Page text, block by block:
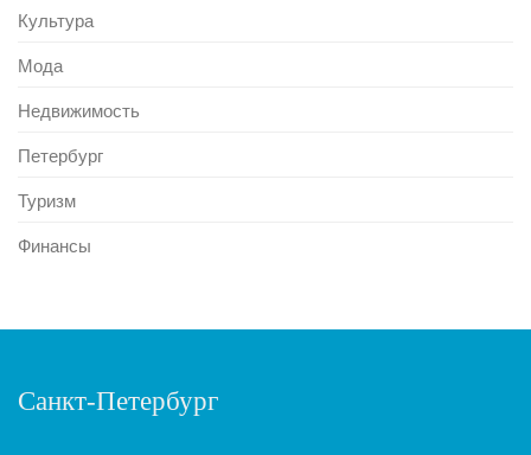
Культура
Мода
Недвижимость
Петербург
Туризм
Финансы
Санкт-Петербург